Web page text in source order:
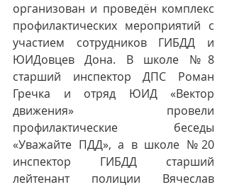
организован и проведён комплекс
профилактических мероприятий с
участием сотрудников ГИБДД и
ЮИДовцев Дона. В школе №8
старший инспектор ДПС Роман
Гречка и отряд ЮИД «Вектор
движения» провели
профилактические беседы
«Уважайте ПДД», а в школе №20
инспектор ГИБДД старший
лейтенант полиции Вячеслав